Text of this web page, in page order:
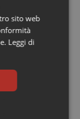
Africa Cdc:
risposta”.
morti
senza
sito web
Leggi di